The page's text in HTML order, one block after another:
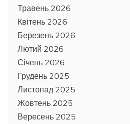
Травень 2026
Квітень 2026
Березень 2026
Лютий 2026
Січень 2026
Грудень 2025
Листопад 2025
Жовтень 2025
Вересень 2025